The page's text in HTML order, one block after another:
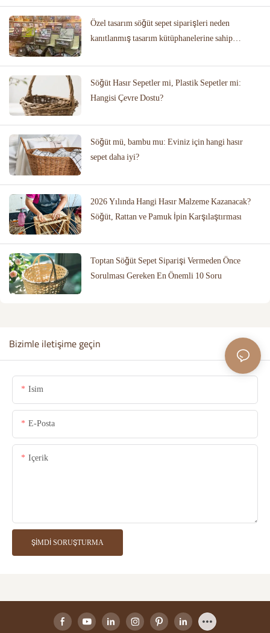
Özel tasarım söğüt sepet siparişleri neden
kanıtlanmış tasarım kütüphanelerine sahip
Söğüt Hasır Sepetler mi, Plastik Sepetler mi:
Hangisi Çevre Dostu?
Söğüt mü, bambu mu: Eviniz için hangi hasır
sepet daha iyi?
2026 Yılında Hangi Hasır Malzeme Kazanacak?
Söğüt, Rattan ve Pamuk İpin Karşılaştırması
Toptan Söğüt Sepet Siparişi Vermeden Önce
Sorulması Gereken En Önemli 10 Soru
Bizimle iletişime geçin
Isim
E-Posta
Içerik
ŞIMDI SORUŞTURMA